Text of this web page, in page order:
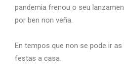
pandemia frenou o seu
por ben non veña.
En tempos que non se pode ir
festas a casa.